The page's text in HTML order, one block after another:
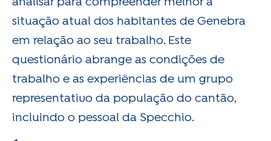
analisar para compreender melhor a
situação atual dos habitantes de Genebra
em relação ao seu trabalho. Este
questionário abrange as condições de
trabalho e as experiências de um grupo
representativo da população do cantão,
incluindo o pessoal da Specchio.